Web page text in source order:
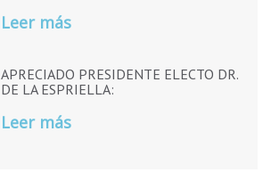
Leer más
APRECIADO PRESIDENTE ELECTO DR.
DE LA ESPRIELLA:
Leer más